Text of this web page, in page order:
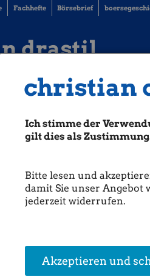
christian
Ich stimme der
gilt dies als
Bitte lesen und
damit Sie unser Angebot
jederzeit widerrufen.
Akzeptieren und
Fachhefte Börsebrief
drastil
Die Verlierer
"Verlierer unter Österreichs Zeitungen"-
super NamenVÖZ, den Verband
die ORF-Gerätegebühren sowieso
Wer die richtigen Leute kennt,
Was WoFe weniger gefallen würde: